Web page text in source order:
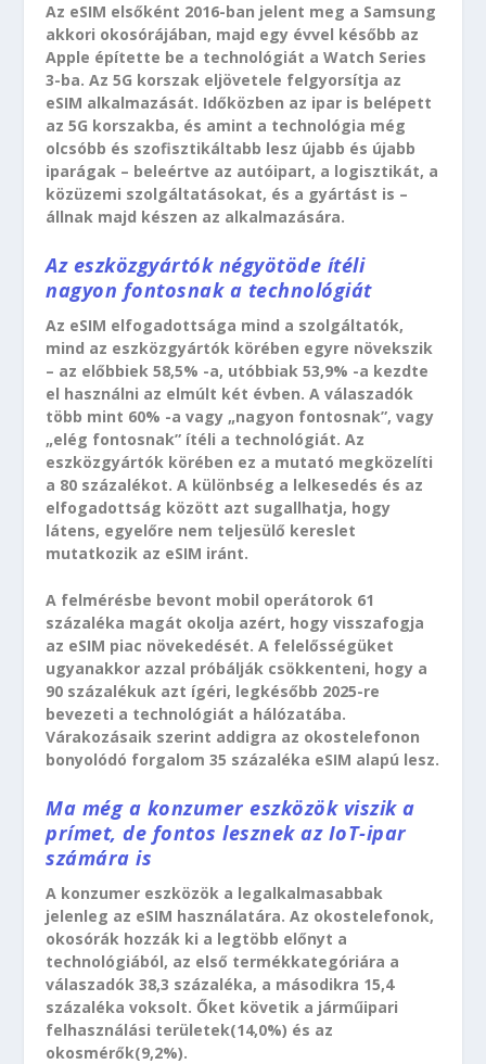
Az eSIM elsőként 2016-ban jelent meg a Samsung
akkori okosórájában, majd egy évvel később az
Apple építette be a technológiát a Watch Series
3-ba. Az 5G korszak eljövetele felgyorsítja az
eSIM alkalmazását. Időközben az ipar is belépett
az 5G korszakba, és amint a technológia még
olcsóbb és szofisztikáltabb lesz újabb és újabb
iparágak – beleértve az autóipart, a logisztikát, a
közüzemi szolgáltatásokat, és a gyártást is –
állnak majd készen az alkalmazására.
Az eszközgyártók négyötöde ítéli
nagyon fontosnak a technológiát
Az eSIM elfogadottsága mind a szolgáltatók,
mind az eszközgyártók körében egyre növekszik
– az előbbiek 58,5% -a, utóbbiak 53,9% -a kezdte
el használni az elmúlt két évben. A válaszadók
több mint 60% -a vagy „nagyon fontosnak”, vagy
„elég fontosnak” ítéli a technológiát. Az
eszközgyártók körében ez a mutató megközelíti
a 80 százalékot. A különbség a lelkesedés és az
elfogadottság között azt sugallhatja, hogy
látens, egyelőre nem teljesülő kereslet
mutatkozik az eSIM iránt.
A felmérésbe bevont mobil operátorok 61
százaléka magát okolja azért, hogy visszafogja
az eSIM piac növekedését. A felelősségüket
ugyanakkor azzal próbálják csökkenteni, hogy a
90 százalékuk azt ígéri, legkésőbb 2025-re
bevezeti a technológiát a hálózatába.
Várakozásaik szerint addigra az okostelefonon
bonyolódó forgalom 35 százaléka eSIM alapú lesz.
Ma még a konzumer eszközök viszik a
prímet, de fontos lesznek az IoT-ipar
számára is
A konzumer eszközök a legalkalmasabbak
jelenleg az eSIM használatára. Az okostelefonok,
okosórák hozzák ki a legtöbb előnyt a
technológiából, az első termékkategóriára a
válaszadók 38,3 százaléka, a másodikra 15,4
százaléka voksolt. Őket követik a járműipari
felhasználási területek(14,0%) és az
okosmérők(9,2%).